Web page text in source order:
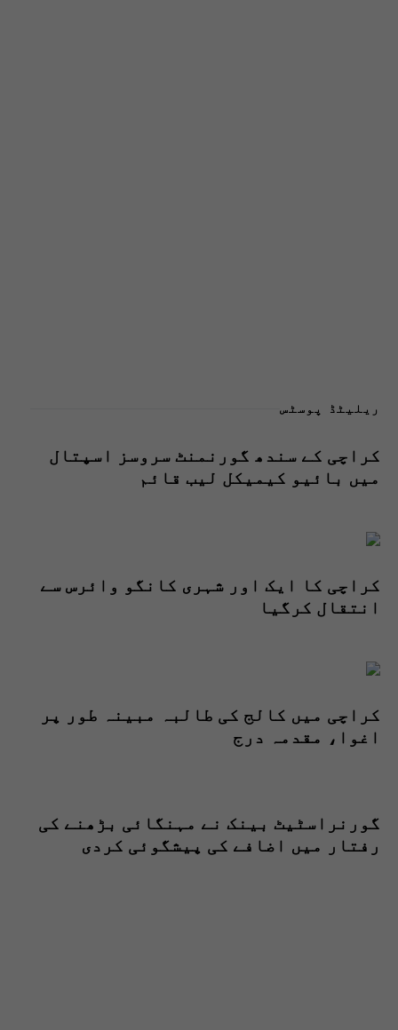
ریلیٹڈ پوسٹس
کراچی کے سندھ گورنمنٹ سروسز اسپتال
میں بائیو کیمیکل لیب قائم
کراچی کا ایک اور شہری کانگو وائرس سے
انتقال کرگیا
کراچی میں کالج کی طالبہ مبینہ طور پر
اغوا، مقدمہ درج
گورنراسٹیٹ بینک نے مہنگائی بڑھنے کی
رفتار میں اضافے کی پیشگوئی کردی